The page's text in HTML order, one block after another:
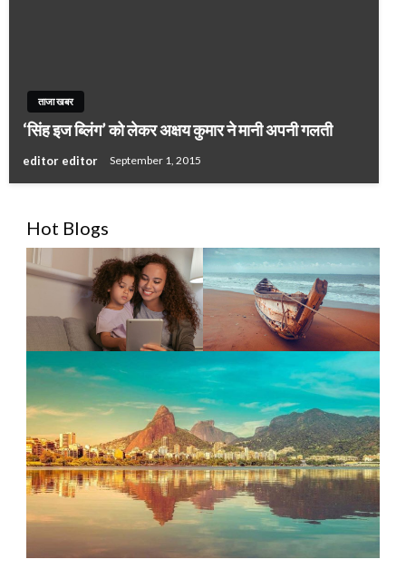
ताजा खबर
‘सिंह इज ब्लिंग’ को लेकर अक्षय कुमार ने मानी अपनी गलती
editor editor September 1, 2015
Hot Blogs